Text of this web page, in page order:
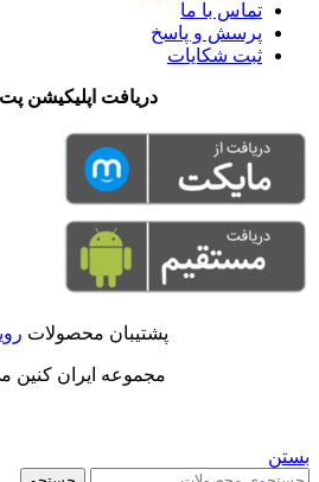
تماس با ما
پرسش و پاسخ
ثبت شکایات
دریافت اپلیکیشن
پشتیبان محصولات
مجموعه ایران کنین
بستن